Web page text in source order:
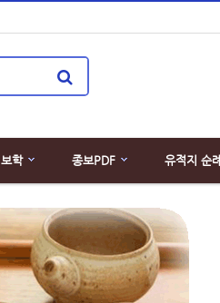
보학 종보PDF 유적지 순례